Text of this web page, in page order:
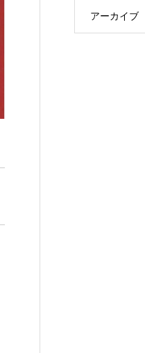
アーカイブ